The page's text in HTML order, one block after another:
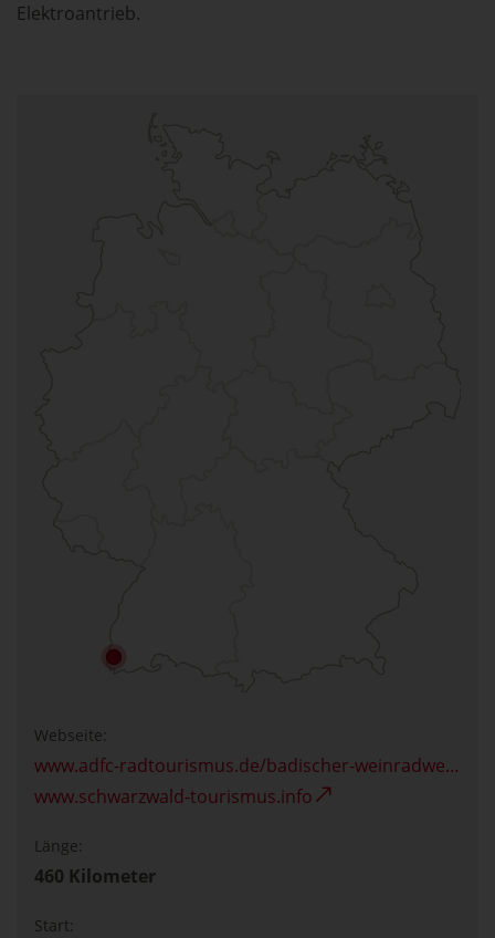
Elektroantrieb.
Webseite:
www.adfc-radtourismus.de/badischer-weinradweg
www.schwarzwald-tourismus.info
Länge:
460 Kilometer
Start: